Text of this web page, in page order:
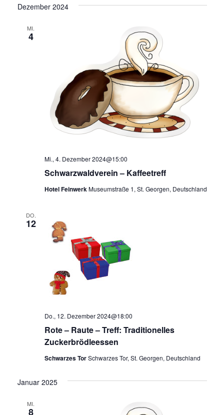
Dezember 2024
MI.
4
Schwarzwaldverein – Kaffeetreff
Mi., 4. Dezember 2024@15:00
Hotel FeinwerkMuseumstraße 1, St. Georgen, Deutschland
DO.
12
Rote – Raute – Treff: Traditionelles
Zuckerbrödleessen
Do., 12. Dezember 2024@18:00
Schwarzes TorSchwarzes Tor, St. Georgen, Deutschland
Januar 2025
MI.
8